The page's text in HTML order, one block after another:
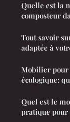
Quelle est la
composteur
Tout savoir
adaptée à
Mobilier pour
écologique:
Quel est le
pratique pour